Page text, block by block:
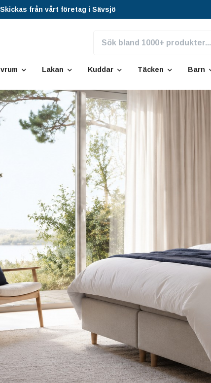
från vårt företag i Sävsjö
Lakan Kuddar Täcken Barn